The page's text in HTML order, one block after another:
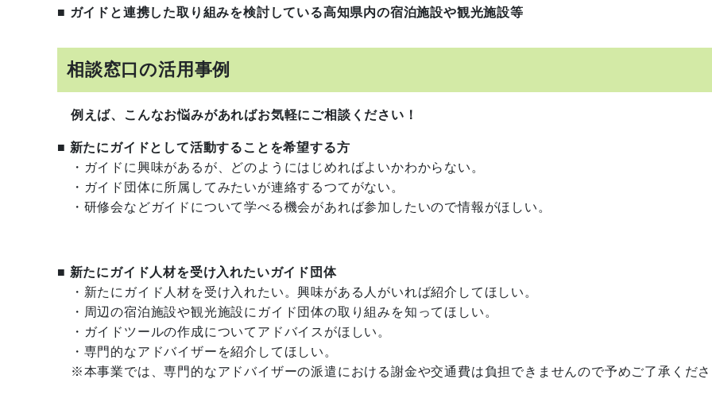
■ ガイドと連携した取り組みを検討している高知県内の宿泊施設や観光施設等
相談窓口の活用事例
例えば、こんなお悩みがあればお気軽にご相談ください！
■ 新たにガイドとして活動することを希望する方
・ガイドに興味があるが、どのようにはじめればよいかわからない。
・ガイド団体に所属してみたいが連絡するつてがない。
・研修会などガイドについて学べる機会があれば参加したいので情報がほしい。
■ 新たにガイド人材を受け入れたいガイド団体
・新たにガイド人材を受け入れたい。興味がある人がいれば紹介してほしい。
・周辺の宿泊施設や観光施設にガイド団体の取り組みを知ってほしい。
・ガイドツールの作成についてアドバイスがほしい。
・専門的なアドバイザーを紹介してほしい。
※本事業では、専門的なアドバイザーの派遣における謝金や交通費は負担できませんので予めご了承くだ